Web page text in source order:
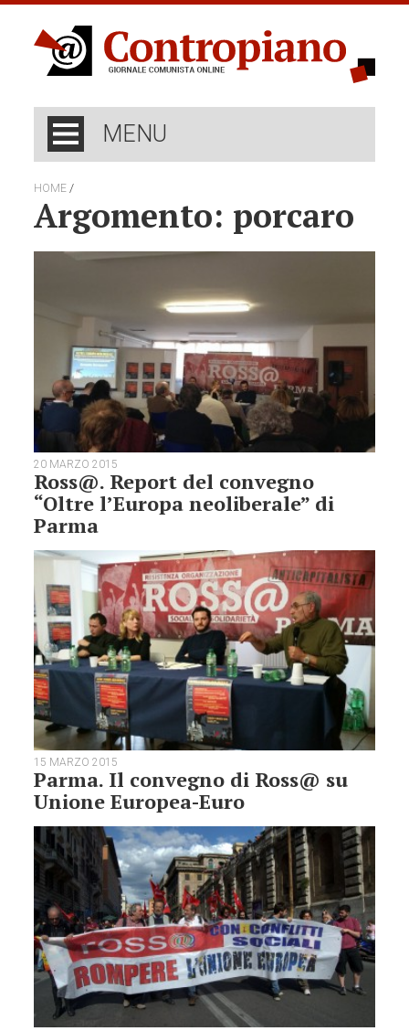
MENU
HOME /
Argomento: porcaro
20 MARZO 2015
Ross@. Report del convegno
“Oltre l’Europa neoliberale” di
Parma
15 MARZO 2015
Parma. Il convegno di Ross@ su
Unione Europea-Euro